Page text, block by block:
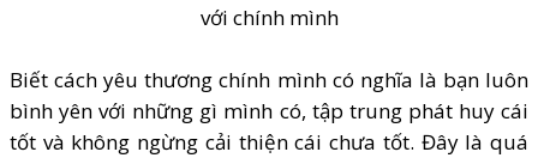
Biết cách yêu thương chính mình có nghĩa là bạn luôn
bình yên với những gì mình có, tập trung phát huy cái
tốt và không ngừng cải thiện cái chưa tốt. Đây là quá